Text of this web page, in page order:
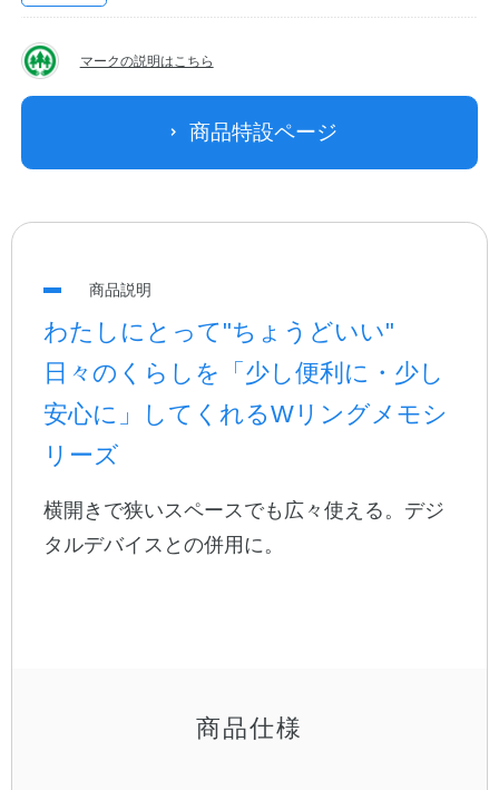
教職員の皆さまへ
法人のお客様へ
OEMご希望の方へ
公式アカウント
日本ノート
マークの説明はこちら
商品特設ページ
商品説明
わたしにとって"ちょうどいい"
日々のくらしを「少し便利に・少し
安心に」してくれるWリングメモシ
リーズ
横開きで狭いスペースでも広々使える。デジ
タルデバイスとの併用に。
商品仕様